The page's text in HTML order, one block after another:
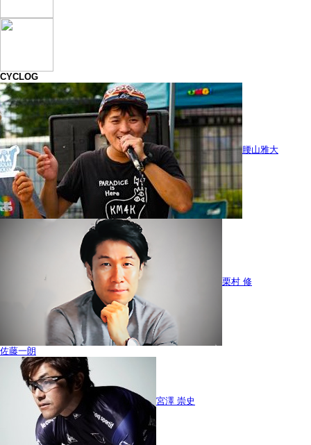
CYCLOG
腰山雅大
栗村 修
佐藤一朗
宮澤 崇史